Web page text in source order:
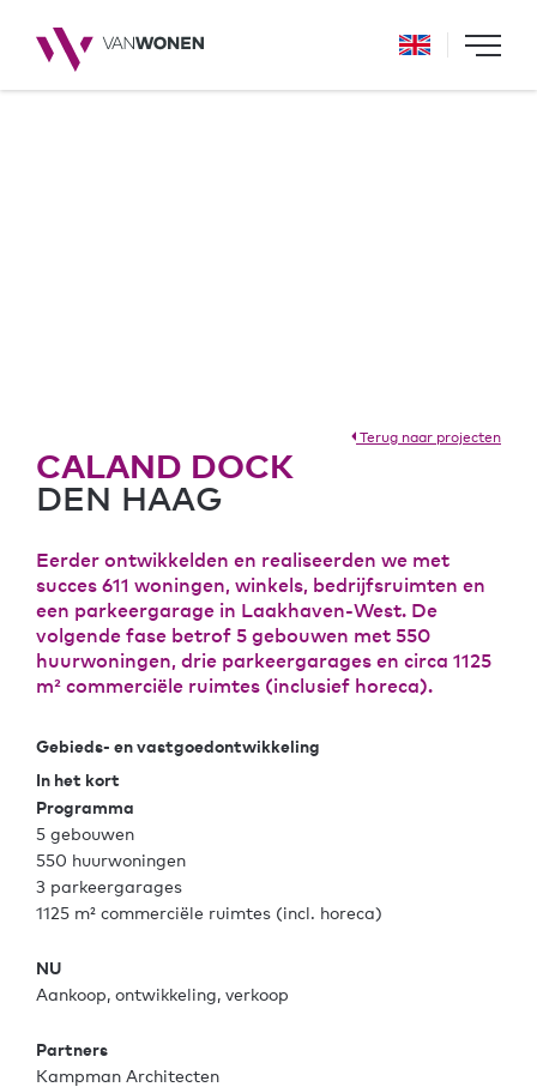
CALAND DOCK
DEN HAAG
Terug naar projecten
Eerder ontwikkelden en realiseerden we met
succes 611 woningen, winkels, bedrijfsruimten en
een parkeergarage in Laakhaven-West. De
volgende fase betrof 5 gebouwen met 550
huurwoningen, drie parkeergarages en circa 1125
m² commerciële ruimtes (inclusief horeca).
Gebieds- en vastgoedontwikkeling
In het kort
Programma
5 gebouwen
550 huurwoningen
3 parkeergarages
1125 m² commerciële ruimtes (incl. horeca)
NU
Aankoop, ontwikkeling, verkoop
Partners
Kampman Architecten